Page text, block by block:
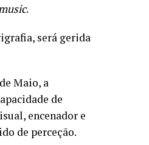
.
será gerida
Maio, a
de
encenador e
de perceção.